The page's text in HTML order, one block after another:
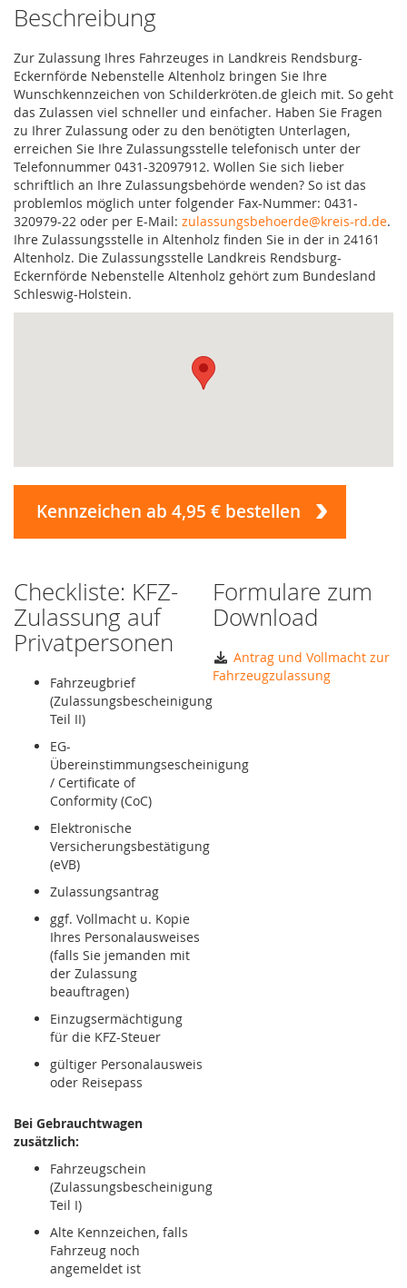
Beschreibung
Zur Zulassung Ihres Fahrzeuges in Landkreis Rendsburg-
Eckernförde Nebenstelle Altenholz bringen Sie Ihre
Wunschkennzeichen von Schilderkröten.de gleich mit. So geht
das Zulassen viel schneller und einfacher. Haben Sie Fragen
zu Ihrer Zulassung oder zu den benötigten Unterlagen,
erreichen Sie Ihre Zulassungsstelle telefonisch unter der
Telefonnummer 0431-32097912. Wollen Sie sich lieber
schriftlich an Ihre Zulassungsbehörde wenden? So ist das
problemlos möglich unter folgender Fax-Nummer: 0431-
320979-22 oder per E-Mail: zulassungsbehoerde@kreis-rd.de.
Ihre Zulassungsstelle in Altenholz finden Sie in der in 24161
Altenholz. Die Zulassungsstelle Landkreis Rendsburg-
Eckernförde Nebenstelle Altenholz gehört zum Bundesland
Schleswig-Holstein.
Kennzeichen ab 4,95 € bestellen
Checkliste: KFZ-
Zulassung auf
Privatpersonen
Fahrzeugbrief
(Zulassungsbescheinigung
Teil II)
EG-
Übereinstimmungsescheinigung
/ Certificate of
Conformity (CoC)
Elektronische
Versicherungsbestätigung
(eVB)
Zulassungsantrag
ggf. Vollmacht u. Kopie
Ihres Personalausweises
(falls Sie jemanden mit
der Zulassung
beauftragen)
Einzugsermächtigung
für die KFZ-Steuer
gültiger Personalausweis
oder Reisepass
Bei Gebrauchtwagen
zusätzlich:
Fahrzeugschein
(Zulassungsbescheinigung
Teil I)
Alte Kennzeichen, falls
Fahrzeug noch
angemeldet ist
Formulare zum
Download
Antrag und Vollmacht zur
Fahrzeugzulassung